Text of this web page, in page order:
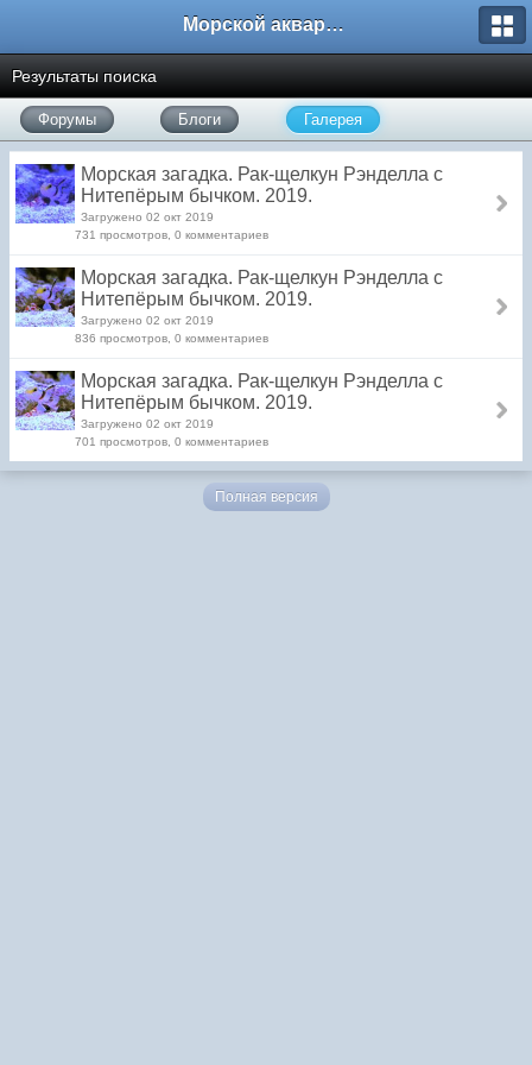
Морской аквариум. Форумы ReefCentral.ru
Результаты поиска
Форумы Блоги Галерея
Морская загадка. Рак-щелкун Рэнделла с
Нитепёрым бычком. 2019.
Загружено 02 окт 2019
731 просмотров, 0 комментариев
Морская загадка. Рак-щелкун Рэнделла с
Нитепёрым бычком. 2019.
Загружено 02 окт 2019
836 просмотров, 0 комментариев
Морская загадка. Рак-щелкун Рэнделла с
Нитепёрым бычком. 2019.
Загружено 02 окт 2019
701 просмотров, 0 комментариев
Полная версия